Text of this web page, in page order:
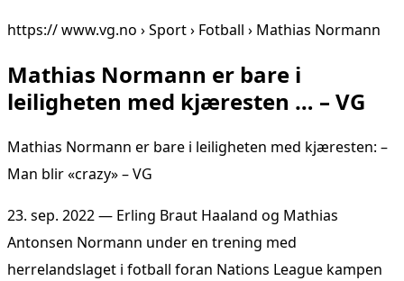
https:// www.vg.no › Sport › Fotball › Mathias Normann
Mathias Normann er bare i
leiligheten med kjæresten … – VG
Mathias Normann er bare i leiligheten med kjæresten: –
Man blir «crazy» – VG
23. sep. 2022 — Erling Braut Haaland og Mathias
Antonsen Normann under en trening med
herrelandslaget i fotball foran Nations League kampen